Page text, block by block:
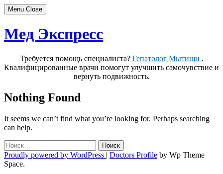
Menu Close
Skip
to
Мед Экспресс
Требуется помощь специалиста? Гепатолог Мытищи .
Квалифицированные врачи помогут улучшить самочувствие и
вернуть подвижность.
Nothing Found
It seems we can’t find what you’re looking for. Perhaps searching
can help.
Найти:
Proudly powered by WordPress | Doctors Profile by Wp Theme
Space.